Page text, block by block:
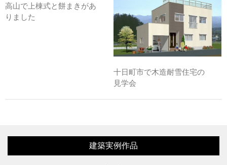
高山で上棟式と餅まきがあ
りました
十日町市で木造耐雪住宅の
見学会
建築実例作品